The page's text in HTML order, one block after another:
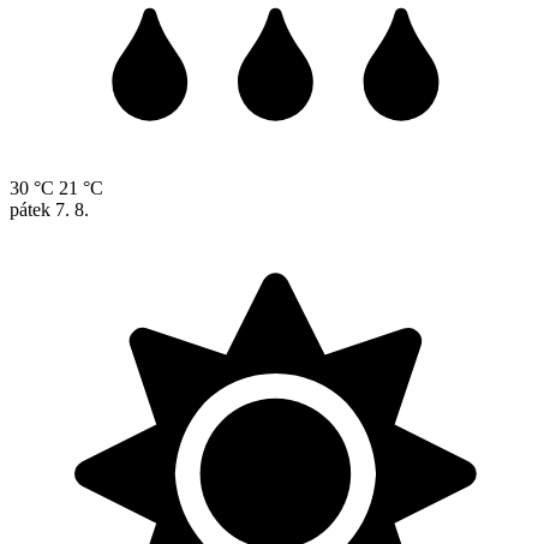
30 °C 21 °C
pátek 7. 8.